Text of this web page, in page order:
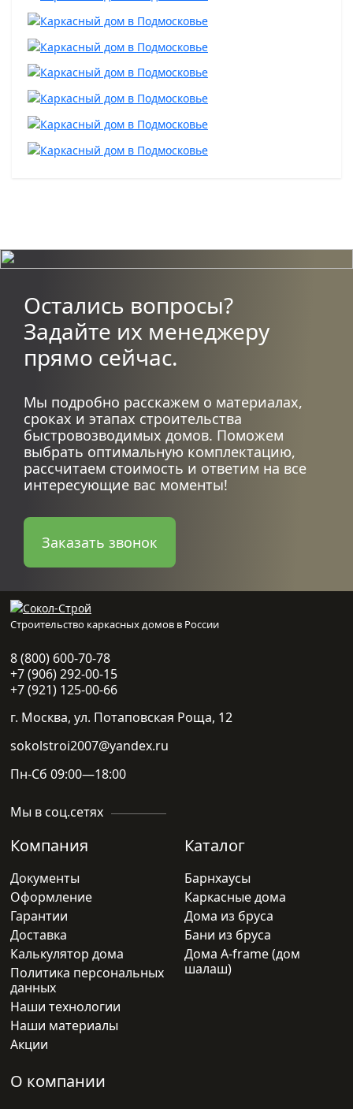
Остались вопросы?
Задайте их менеджеру
прямо сейчас.
Мы подробно расскажем о материалах,
сроках и этапах строительства
быстровозводимых домов. Поможем
выбрать оптимальную комплектацию,
рассчитаем стоимость и ответим на все
интересующие вас моменты!
Заказать звонок
Строительство каркасных домов в России
8 (800) 600-70-78
+7 (906) 292-00-15
+7 (921) 125-00-66
г. Москва, ул. Потаповская Роща, 12
sokolstroi2007@yandex.ru
Пн-Сб 09:00—18:00
Мы в соц.сетях
Компания
Документы
Оформление
Гарантии
Доставка
Калькулятор дома
Политика персональных
данных
Наши технологии
Наши материалы
Акции
Каталог
Барнхаусы
Каркасные дома
Дома из бруса
Бани из бруса
Дома A-frame (дом
шалаш)
О компании